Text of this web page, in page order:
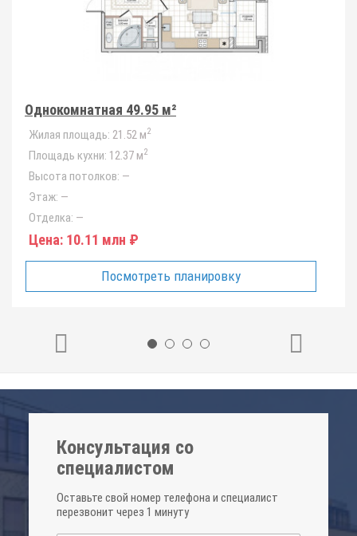
Однокомнатная 49.95 м²
Жилая площадь: 21.52 м2
Площадь кухни: 12.37 м2
Высота потолков: —
Этаж: —
Отделка: —
Цена: 10.11 млн ₽
Посмотреть планировку
Консультация со
специалистом
Оставьте свой номер телефона и специалист
перезвонит через 1 минуту